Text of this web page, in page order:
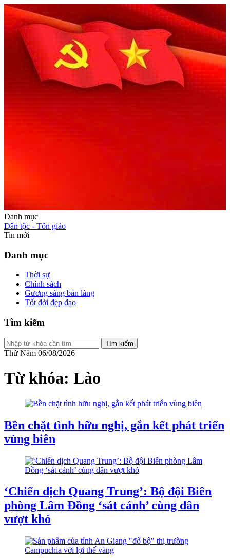
Danh mục
Dân tộc - Tôn giáo
Tin mới
Danh mục
Thời sự
Chính sách
Gương sáng bản làng
Tốt đời đẹp đạo
Tìm kiếm
Tìm kiếm
Thứ Năm 06/08/2026
Từ khóa: Lào
Bền chặt tình hữu nghị, gắn kết phát triển
vùng biên
‘Chiến dịch Quang Trung’: Bộ đội Biên
phòng Lâm Đồng ‘sát cánh’ cùng dân
vượt khó